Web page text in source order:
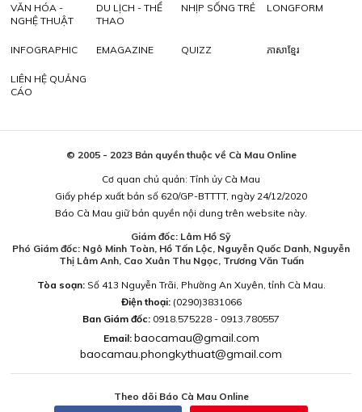
VĂN HÓA -
NGHỆ THUẬT
DU LỊCH - THỂ
THAO
NHỊP SỐNG TRẺ LONGFORM
INFOGRAPHIC EMAGAZINE QUIZZ ភាសាខ្មែរ
LIÊN HỆ QUẢNG
CÁO
© 2005 - 2023 Bản quyền thuộc về Cà Mau Online
Cơ quan chủ quản: Tỉnh ủy Cà Mau
Giấy phép xuất bản số 620/GP-BTTTT, ngày 24/12/2020
Báo Cà Mau giữ bản quyền nội dung trên website này.
Giám đốc: Lâm Hồ Sỹ
Phó Giám đốc: Ngô Minh Toàn, Hồ Tấn Lộc, Nguyễn Quốc Danh, Nguyễn
Thị Lâm Anh, Cao Xuân Thu Ngọc, Trương Văn Tuấn
Tòa soạn:Số 413 Nguyễn Trãi, Phường An Xuyên, tỉnh Cà Mau.
Điện thoại: (0290)3831066
Ban Giám đốc: 0918.575228 - 0913.780557
Email: baocamau@gmail.com
baocamau.phongkythuat@gmail.com
Theo dõi Báo Cà Mau Online